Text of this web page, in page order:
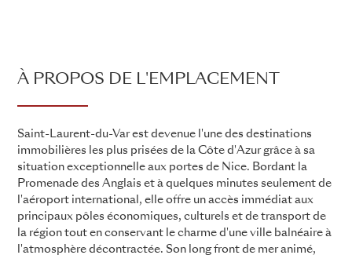
À PROPOS DE L'EMPLACEMENT
Saint-Laurent-du-Var est devenue l'une des destinations
immobilières les plus prisées de la Côte d'Azur grâce à sa
situation exceptionnelle aux portes de Nice. Bordant la
Promenade des Anglais et à quelques minutes seulement de
l'aéroport international, elle offre un accès immédiat aux
principaux pôles économiques, culturels et de transport de
la région tout en conservant le charme d'une ville balnéaire à
l'atmosphère décontractée. Son long front de mer animé,